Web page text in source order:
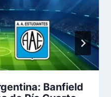
Banfield